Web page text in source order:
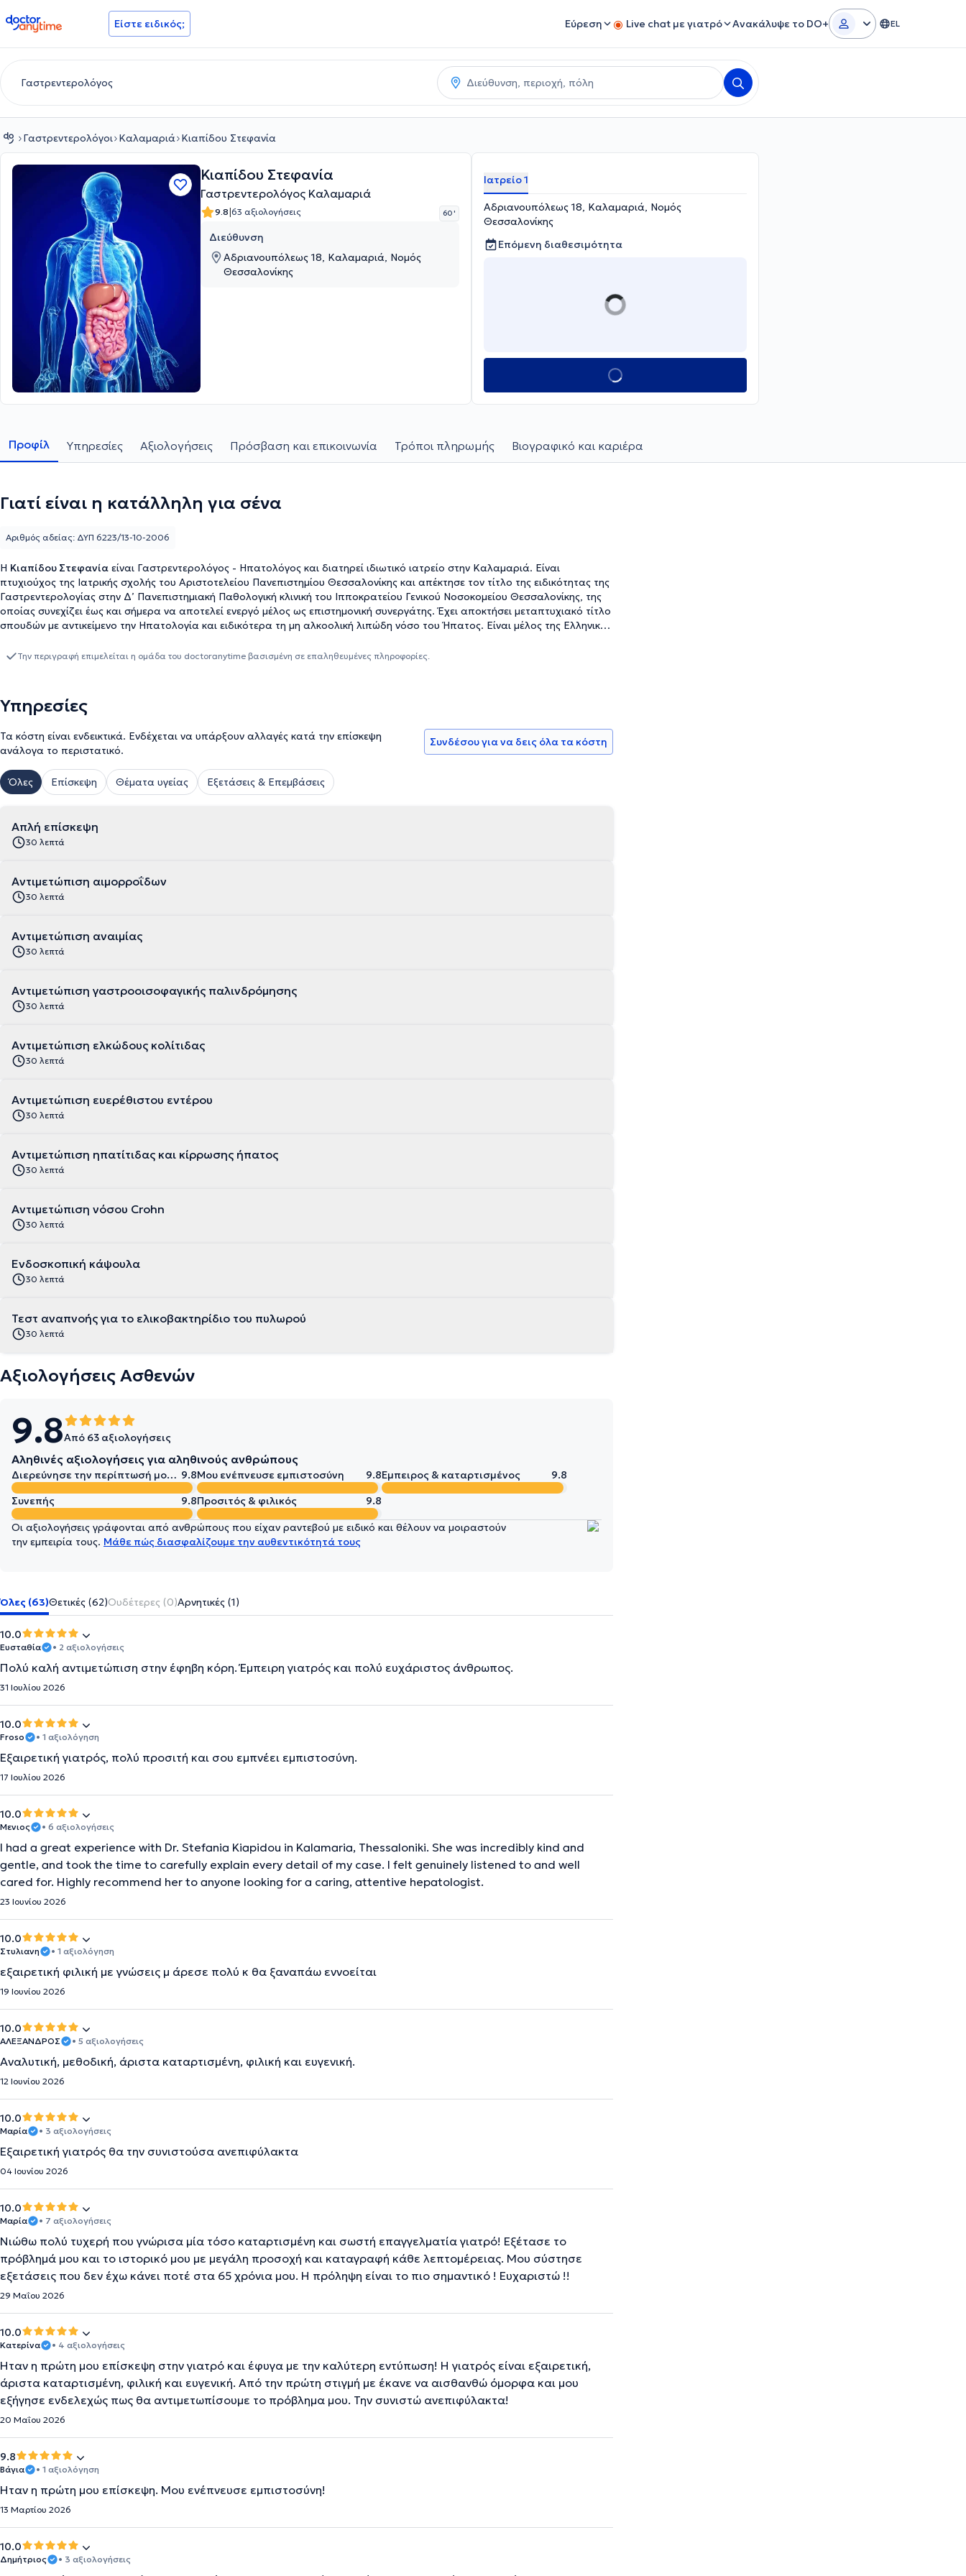
doctoranytime Είστε ειδικός; Εύρεση Live chat με γιατρό Ανακάλυψε το DO+ EL
Γαστρεντερολόγοι Καλαμαριά Κιαπίδου Στεφανία
Κιαπίδου Στεφανία
Γαστρεντερολόγος Καλαμαριά
9.8|63 αξιολογήσεις 60 '
Διεύθυνση
Αδριανουπόλεως 18, Καλαμαριά, Νομός
Θεσσαλονίκης
Ιατρείο 1
Αδριανουπόλεως 18, Καλαμαριά, Νομός
Θεσσαλονίκης
Επόμενη διαθεσιμότητα
Προφίλ Υπηρεσίες Αξιολογήσεις Πρόσβαση και επικοινωνία Τρόποι πληρωμής Βιογραφικό και καριέρα
Γιατί είναι η κατάλληλη για σένα
Η Κιαπίδου Στεφανία είναι Γαστρεντερολόγος - Ηπατολόγος και διατηρεί ιδιωτικό ιατρείο στην Καλαμαριά. Είναι
πτυχιούχος της Ιατρικής σχολής του Αριστοτελείου Πανεπιστημίου Θεσσαλονίκης και απέκτησε τον τίτλο της ειδικότητας της
Γαστρεντερολογίας στην Δ’ Πανεπιστημιακή Παθολογική κλινική του Ιπποκρατείου Γενικού Νοσοκομείου Θεσσαλονίκης, της
οποίας συνεχίζει έως και σήμερα να αποτελεί ενεργό μέλος ως επιστημονική συνεργάτης. Έχει αποκτήσει μεταπτυχιακό τίτλο
σπουδών με αντικείμενο την Ηπατολογία και ειδικότερα τη μη αλκοολική λιπώδη νόσο του Ήπατος. Είναι μέλος της Ελληνικής
συμμετοχές και παρουσιάσεις σε πανελλήνια, πανευρωπαϊκά και αμερικανικά συνέδρια, καθώς και δημοσιεύσεις τόσο σε
χρόνιων νοσημάτων του ήπατος, των χοληφόρων και του παγκρέατος, ενώ διαθέτει εμπειρία και στη μανομετρία του
οισοφάγου. Τέλος, είναι εξωτερικός συνεργάτης ιδιωτικών κλινικών της Θεσσαλονίκης.
Αριθμός αδείας: ΔΥΠ 6223/13-10-2006
Την περιγραφή επιμελείται η ομάδα του doctoranytime βασισμένη σε επαληθευμένες πληροφορίες.
Υπηρεσίες
Τα κόστη είναι ενδεικτικά. Ενδέχεται να υπάρξουν αλλαγές κατά την επίσκεψη
ανάλογα το περιστατικό.
Συνδέσου για να δεις όλα τα κόστη
Όλες Επίσκεψη Θέματα υγείας Εξετάσεις & Επεμβάσεις
Απλή επίσκεψη
30 λεπτά
Αντιμετώπιση αιμορροΐδων
30 λεπτά
Αντιμετώπιση αναιμίας
30 λεπτά
Αντιμετώπιση γαστροοισοφαγικής παλινδρόμησης
30 λεπτά
Αντιμετώπιση ελκώδους κολίτιδας
30 λεπτά
Αντιμετώπιση ευερέθιστου εντέρου
30 λεπτά
Αντιμετώπιση ηπατίτιδας και κίρρωσης ήπατος
30 λεπτά
Αντιμετώπιση νόσου Crohn
30 λεπτά
Ενδοσκοπική κάψουλα
30 λεπτά
Τεστ αναπνοής για το ελικοβακτηρίδιο του πυλωρού
30 λεπτά
Αξιολογήσεις Ασθενών
9.8Από 63 αξιολογήσεις
Αληθινές αξιολογήσεις για αληθινούς ανθρώπους
Διερεύνησε την περίπτωσή μου σε βάθος 9.8Μου ενέπνευσε εμπιστοσύνη 9.8Έμπειρος & καταρτισμένος
9.8
Συνεπής
9.8Προσιτός & φιλικός 9.8
Οι αξιολογήσεις γράφονται από ανθρώπους που είχαν ραντεβού με ειδικό και θέλουν να μοιραστούν
την εμπειρία τους. Μάθε πώς διασφαλίζουμε την αυθεντικότητά τους
Όλες (63)Θετικές (62)Ουδέτερες (0)Αρνητικές (1)
10.0
Ευσταθία • 2 αξιολογήσεις
Πολύ καλή αντιμετώπιση στην έφηβη κόρη. Έμπειρη γιατρός και πολύ ευχάριστος άνθρωπος.
31 Ιουλίου 2026
10.0
Froso • 1 αξιολόγηση
Εξαιρετική γιατρός, πολύ προσιτή και σου εμπνέει εμπιστοσύνη.
17 Ιουλίου 2026
10.0
Μενιος • 6 αξιολογήσεις
I had a great experience with Dr. Stefania Kiapidou in Kalamaria, Thessaloniki. She was incredibly kind and
gentle, and took the time to carefully explain every detail of my case. I felt genuinely listened to and well
cared for. Highly recommend her to anyone looking for a caring, attentive hepatologist.
23 Ιουνίου 2026
10.0
Στυλιανη • 1 αξιολόγηση
εξαιρετική φιλική με γνώσεις μ άρεσε πολύ κ θα ξαναπάω εννοείται
19 Ιουνίου 2026
10.0
ΑΛΕΞΑΝΔΡΟΣ • 5 αξιολογήσεις
Αναλυτική, μεθοδική, άριστα καταρτισμένη, φιλική και ευγενική.
12 Ιουνίου 2026
10.0
Μαρία • 3 αξιολογήσεις
Εξαιρετική γιατρός θα την συνιστούσα ανεπιφύλακτα
04 Ιουνίου 2026
10.0
Μαρία • 7 αξιολογήσεις
Νιώθω πολύ τυχερή που γνώρισα μία τόσο καταρτισμένη και σωστή επαγγελματία γιατρό! Εξέτασε το
πρόβλημά μου και το ιστορικό μου με μεγάλη προσοχή και καταγραφή κάθε λεπτομέρειας. Μου σύστησε
εξετάσεις που δεν έχω κάνει ποτέ στα 65 χρόνια μου. Η πρόληψη είναι το πιο σημαντικό ! Ευχαριστώ !!
29 Μαΐου 2026
10.0
Κατερίνα • 4 αξιολογήσεις
Ήταν η πρώτη μου επίσκεψη στην γιατρό και έφυγα με την καλύτερη εντύπωση! Η γιατρός είναι εξαιρετική,
άριστα καταρτισμένη, φιλική και ευγενική. Από την πρώτη στιγμή με έκανε να αισθανθώ όμορφα και μου
εξήγησε ενδελεχώς πως θα αντιμετωπίσουμε το πρόβλημα μου. Την συνιστώ ανεπιφύλακτα!
20 Μαΐου 2026
9.8
Βάγια • 1 αξιολόγηση
Ήταν η πρώτη μου επίσκεψη. Μου ενέπνευσε εμπιστοσύνη!
13 Μαρτίου 2026
10.0
Δημήτριος • 3 αξιολογήσεις